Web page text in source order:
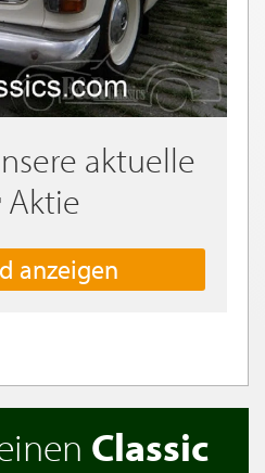
aktuelle
Aktie
anzeigen
Classic